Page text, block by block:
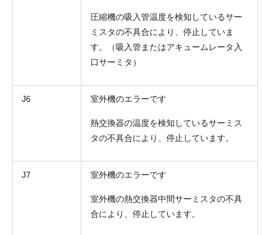
圧縮機の吸入管温度を検知しているサー
ミスタの不具合により、停止していま
す。（吸入管またはアキュームレータ入
口サーミタ）
J6 室外機のエラーです
熱交換器の温度を検知しているサーミス
タの不具合により、停止しています。
J7 室外機のエラーです
室外機の熱交換器中間サーミスタの不具
合により、停止しています。